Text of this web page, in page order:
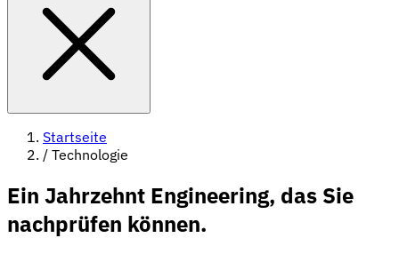
Startseite
/ Technologie
Ein Jahrzehnt Engineering, das Sie
nachprüfen können.